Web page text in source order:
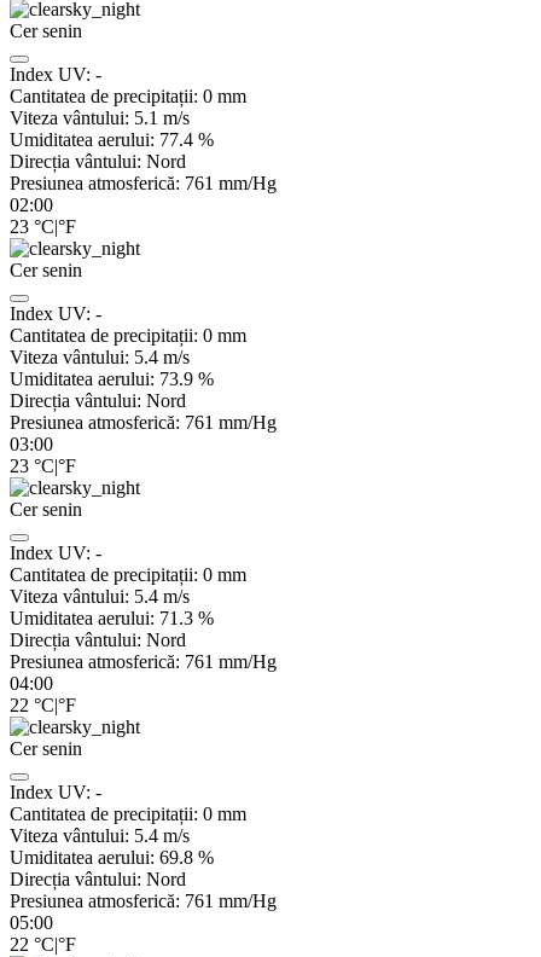
Cer senin
Index UV: -
Cantitatea de precipitații: 0 mm
Viteza vântului: 5.1 m/s
Umiditatea aerului: 77.4 %
Direcția vântului: Nord
Presiunea atmosferică: 761 mm/Hg
02:00
23 °C|°F
Cer senin
Index UV: -
Cantitatea de precipitații: 0 mm
Viteza vântului: 5.4 m/s
Umiditatea aerului: 73.9 %
Direcția vântului: Nord
Presiunea atmosferică: 761 mm/Hg
03:00
23 °C|°F
Cer senin
Index UV: -
Cantitatea de precipitații: 0 mm
Viteza vântului: 5.4 m/s
Umiditatea aerului: 71.3 %
Direcția vântului: Nord
Presiunea atmosferică: 761 mm/Hg
04:00
22 °C|°F
Cer senin
Index UV: -
Cantitatea de precipitații: 0 mm
Viteza vântului: 5.4 m/s
Umiditatea aerului: 69.8 %
Direcția vântului: Nord
Presiunea atmosferică: 761 mm/Hg
05:00
22 °C|°F